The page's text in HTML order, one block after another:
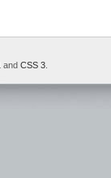
and CSS 3